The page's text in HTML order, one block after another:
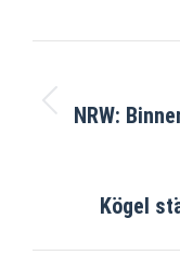
NRW:
Kögel